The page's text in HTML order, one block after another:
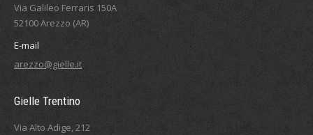
Via Galileo Ferraris 150A
52100 Arezzo (AR)
E-mail
arezzo@gielle.it
Gielle Trentino
Via Alto Adige, 212